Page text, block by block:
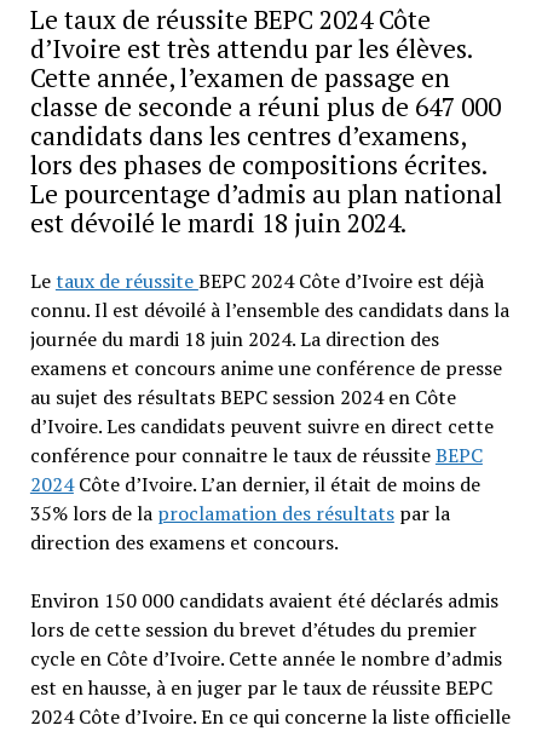
Le taux de réussite BEPC 2024 Côte
d’Ivoire est très attendu par les élèves.
Cette année, l’examen de passage en
classe de seconde a réuni plus de 647 000
candidats dans les centres d’examens,
lors des phases de compositions écrites.
Le pourcentage d’admis au plan national
est dévoilé le mardi 18 juin 2024.
Letaux de réussiteBEPC 2024 Côte d’Ivoire est déjà
connu. Il est dévoilé à l’ensemble des candidats dans la
journée du mardi 18 juin 2024. La direction des
examens et concours anime une conférence de presse
au sujet des résultats BEPC session 2024 en Côte
d’Ivoire. Les candidats peuvent suivre en direct cette
conférence pour connaitre le taux de réussiteBEPC
2024Côte d’Ivoire. L’an dernier, il était de moins de
35% lors de la proclamation des résultatspar la
direction des examens et concours.
Environ 150 000 candidats avaient été déclarés admis
lors de cette session du brevet d’études du premier
cycle en Côte d’Ivoire. Cette année le nombre d’admis
est en hausse, à en juger par le taux de réussite BEPC
2024 Côte d’Ivoire. En ce qui concerne la liste officielle